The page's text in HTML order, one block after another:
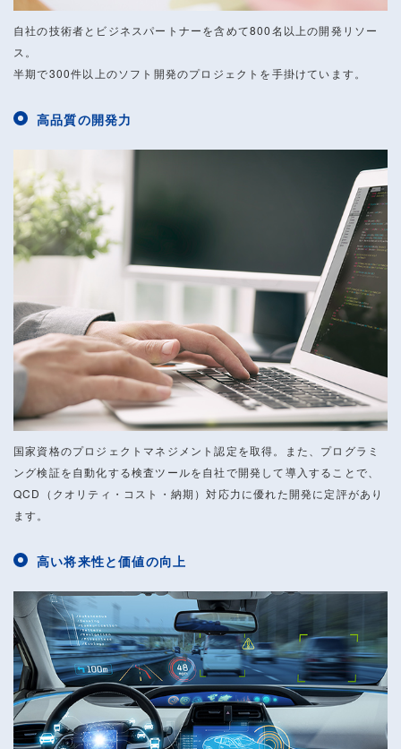
自社の技術者とビジネスパートナーを含めて800名以上の開発リソー
ス。
半期で300件以上のソフト開発のプロジェクトを手掛けています。
高品質の開発力
国家資格のプロジェクトマネジメント認定を取得。また、プログラミ
ング検証を自動化する検査ツールを自社で開発して導入することで、
QCD（クオリティ・コスト・納期）対応力に優れた開発に定評があり
ます。
高い将来性と価値の向上